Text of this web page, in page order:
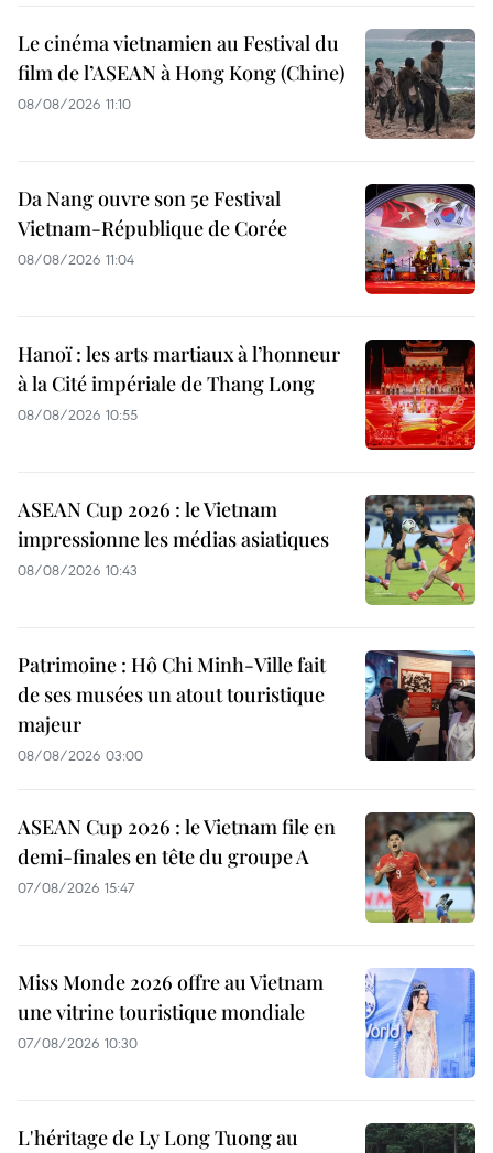
Le cinéma vietnamien au Festival du
film de l’ASEAN à Hong Kong (Chine)
08/08/2026 11:10
Da Nang ouvre son 5e Festival
Vietnam-République de Corée
08/08/2026 11:04
Hanoï : les arts martiaux à l’honneur
à la Cité impériale de Thang Long
08/08/2026 10:55
ASEAN Cup 2026 : le Vietnam
impressionne les médias asiatiques
08/08/2026 10:43
Patrimoine : Hô Chi Minh-Ville fait
de ses musées un atout touristique
majeur
08/08/2026 03:00
ASEAN Cup 2026 : le Vietnam file en
demi-finales en tête du groupe A
07/08/2026 15:47
Miss Monde 2026 offre au Vietnam
une vitrine touristique mondiale
07/08/2026 10:30
L'héritage de Ly Long Tuong au